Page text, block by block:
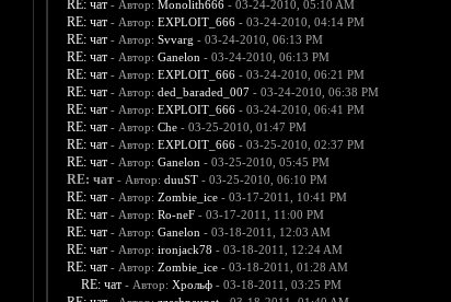
RE: чат - Автор: Monolith666- 03-24-2010, 05:10 AM
RE: чат - Автор: EXPLOIT_666- 03-24-2010, 04:14 PM
RE: чат - Автор: Svvarg - 03-24-2010, 06:13 PM
RE: чат - Автор: Ganelon - 03-24-2010, 06:13 PM
RE: чат - Автор: EXPLOIT_666- 03-24-2010, 06:21 PM
RE: чат - Автор: ded_baraded_007- 03-24-2010, 06:38 PM
RE: чат - Автор: EXPLOIT_666- 03-24-2010, 06:41 PM
RE: чат - Автор: Che- 03-25-2010, 01:47 PM
RE: чат - Автор: EXPLOIT_666- 03-25-2010, 02:37 PM
RE: чат - Автор: Ganelon - 03-25-2010, 05:45 PM
RE: чат - Автор: duuST- 03-25-2010, 06:10 PM
RE: чат - Автор: Zombie_ice- 03-17-2011, 10:41 PM
RE: чат - Автор: Ro-neF- 03-17-2011, 11:00 PM
RE: чат - Автор: Ganelon - 03-18-2011, 12:03 AM
RE: чат - Автор: ironjack78 - 03-18-2011, 12:24 AM
RE: чат - Автор: Zombie_ice- 03-18-2011, 01:28 AM
RE: чат - Автор: Хрольф- 03-18-2011, 03:25 PM